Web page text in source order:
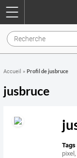
Accueil » Profil de jusbruce
jusbruce
pixel,